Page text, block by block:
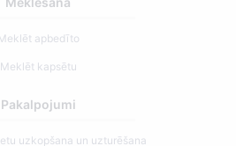
apbedīto
Meklēt kapsētu
Pakalpojumi
uzkopšana un uzturēšana